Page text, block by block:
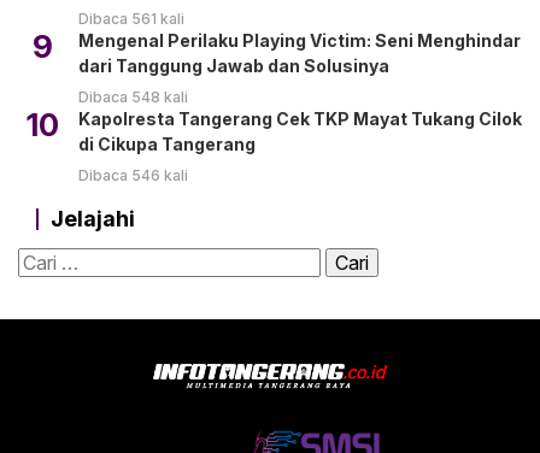
Dibaca 561 kali
9
Mengenal Perilaku Playing Victim: Seni Menghindar
dari Tanggung Jawab dan Solusinya
Dibaca 548 kali
10
Kapolresta Tangerang Cek TKP Mayat Tukang Cilok
di Cikupa Tangerang
Dibaca 546 kali
Jelajahi
Cari